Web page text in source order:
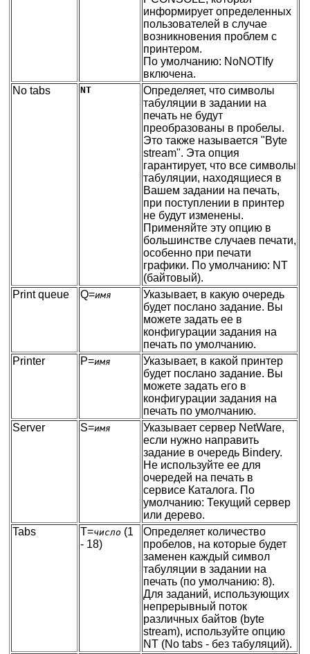
информирует определенных
пользователей в случае
возникновения проблем с
принтером.
По умолчанию: NoNOTIfy
включена.
No tabs
NT
Определяет, что символы
табуляции в задании на
печать не будут
преобразованы в пробелы.
Это также называется "Byte
stream". Эта опция
гарантирует, что все символы
табуляции, находящиеся в
Вашем задании на печать,
при поступлении в принтер
не будут изменены.
Применяйте эту опцию в
большинстве случаев печати,
особенно при печати
графики. По умолчанию: NT
(байтовый).
Print queue
Q=имя
Указывает, в какую очередь
будет послано задание. Вы
можете задать ее в
конфигурации задания на
печать по умолчанию.
Printer
P=имя
Указывает, в какой принтер
будет послано задание. Вы
можете задать его в
конфигурации задания на
печать по умолчанию.
Server
S=имя
Указывает сервер NetWare,
если нужно направить
задание в очередь Bindery.
Не используйте ее для
очередей на печать в
сервисе Каталога. По
умолчанию: Текущий сервер
или дерево.
Tabs
T=число (1
- 18)
Определяет количество
пробелов, на которые будет
заменен каждый символ
табуляции в задании на
печать (по умолчанию: 8).
Для заданий, использующих
непрерывный поток
различных байтов (byte
stream), используйте опцию
NT (No tabs - без табуляций).